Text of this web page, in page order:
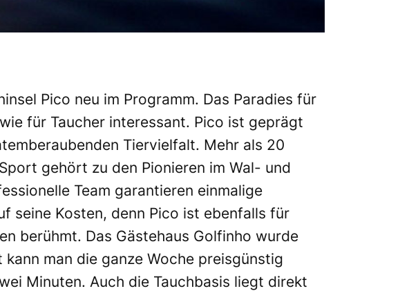
Pico neu im Programm. Das Paradies für
für Taucher interessant. Pico ist geprägt
Tiervielfalt. Mehr als 20
gehört zu den Pionieren im Wal- und
Team garantieren einmalige
seine Kosten, denn Pico ist ebenfalls für
berühmt. Das Gästehaus Golfinho wurde
man die ganze Woche preisgünstig
Minuten. Auch die Tauchbasis liegt direkt